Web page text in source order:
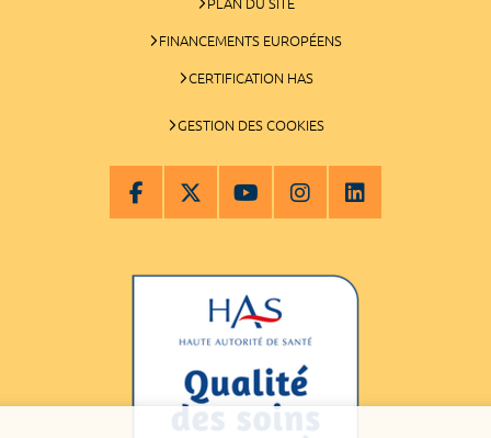
FINANCEMENTS EUROPÉENS
CERTIFICATION HAS
GESTION DES COOKIES